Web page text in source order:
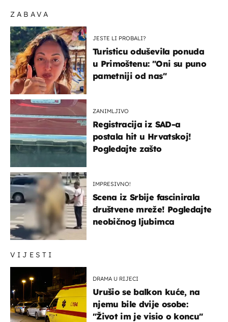
VIJESTI
DRAMA U RIJECI
Urušio se balkon kuće, na
njemu bile dvije osobe:
"Život im je visio o koncu"
ZABAVA
JESTE LI PROBALI?
Turisticu oduševila ponuda
u Primoštenu: "Oni su puno
pametniji od nas"
ZANIMLJIVO
Registracija iz SAD-a
postala hit u Hrvatskoj!
Pogledajte zašto
IMPRESIVNO!
Scena iz Srbije fascinirala
društvene mreže! Pogledajte
neobičnog ljubimca